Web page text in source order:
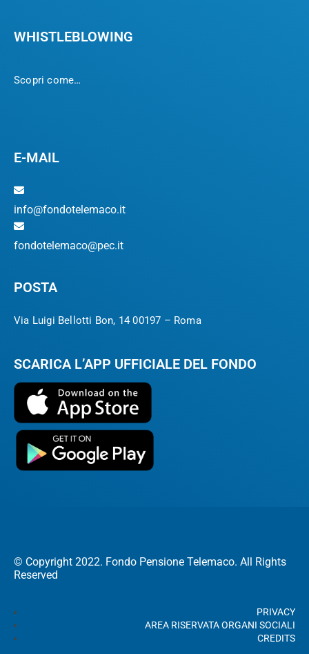
WHISTLEBLOWING
Scopri come…
E-MAIL
info@fondotelemaco.it
fondotelemaco@pec.it
POSTA
Via Luigi Bellotti Bon, 14 00197 – Roma
SCARICA L’APP UFFICIALE DEL FONDO
© Copyright 2022. Fondo Pensione Telemaco. All Rights
Reserved
PRIVACY
AREA RISERVATA ORGANI SOCIALI
CREDITS